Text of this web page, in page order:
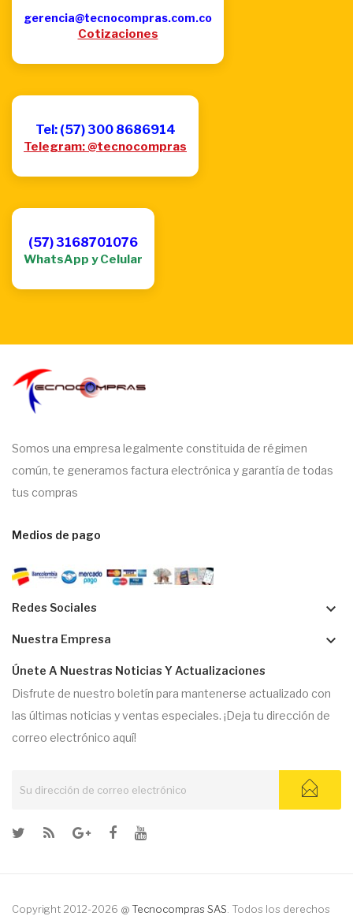
gerencia@tecnocompras.com.co
Cotizaciones
Tel: (57) 300 8686914
Telegram: @tecnocompras
(57) 3168701076
WhatsApp y Celular
Somos una empresa legalmente constituida de régimen
común, te generamos factura electrónica y garantía de todas
tus compras
Medios de pago
Redes Sociales keyboard_arrow_down
Nuestra Empresa keyboard_arrow_down
Únete A Nuestras Noticias Y Actualizaciones
Disfrute de nuestro boletín para mantenerse actualizado con
las últimas noticias y ventas especiales. ¡Deja tu dirección de
correo electrónico aquí!
Copyright 2012-2026 @ Tecnocompras SAS . Todos los derechos